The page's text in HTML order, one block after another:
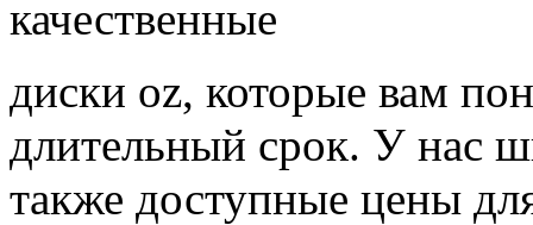
качественные
диски oz, которые вам
длительный срок. У нас
также доступные цены